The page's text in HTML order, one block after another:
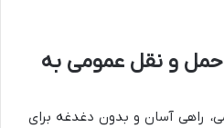
و نقل عمومی به
راهی آسان و بدون دغدغه برای